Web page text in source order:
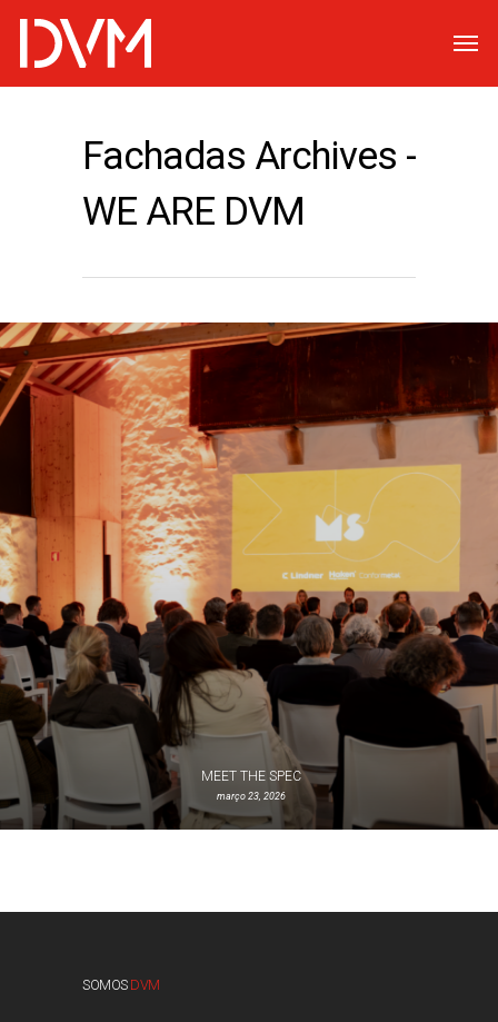
Fachadas Archives -
WE ARE DVM
MEET THE SPEC
março 23, 2026
SOMOS DVM